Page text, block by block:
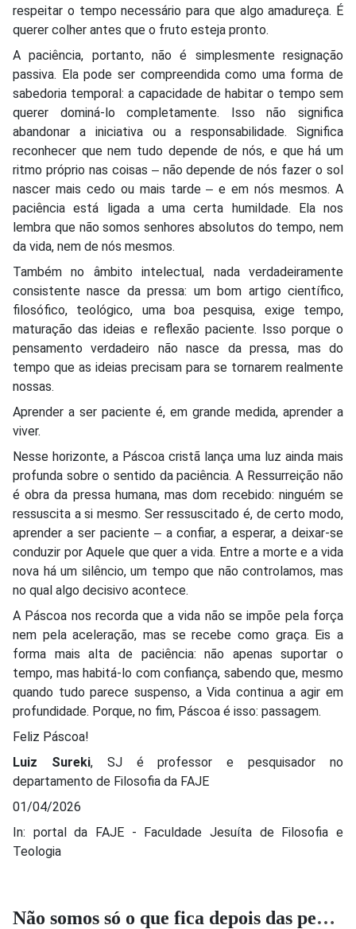
respeitar o tempo necessário para que algo amadureça. É
querer colher antes que o fruto esteja pronto.
A paciência, portanto, não é simplesmente resignação
passiva. Ela pode ser compreendida como uma forma de
sabedoria temporal: a capacidade de habitar o tempo sem
querer dominá-lo completamente. Isso não significa
abandonar a iniciativa ou a responsabilidade. Significa
reconhecer que nem tudo depende de nós, e que há um
ritmo próprio nas coisas ‒ não depende de nós fazer o sol
nascer mais cedo ou mais tarde ‒ e em nós mesmos. A
paciência está ligada a uma certa humildade. Ela nos
lembra que não somos senhores absolutos do tempo, nem
da vida, nem de nós mesmos.
Também no âmbito intelectual, nada verdadeiramente
consistente nasce da pressa: um bom artigo científico,
filosófico, teológico, uma boa pesquisa, exige tempo,
maturação das ideias e reflexão paciente. Isso porque o
pensamento verdadeiro não nasce da pressa, mas do
tempo que as ideias precisam para se tornarem realmente
nossas.
Aprender a ser paciente é, em grande medida, aprender a
viver.
Nesse horizonte, a Páscoa cristã lança uma luz ainda mais
profunda sobre o sentido da paciência. A Ressurreição não
é obra da pressa humana, mas dom recebido: ninguém se
ressuscita a si mesmo. Ser ressuscitado é, de certo modo,
aprender a ser paciente ‒ a confiar, a esperar, a deixar-se
conduzir por Aquele que quer a vida. Entre a morte e a vida
nova há um silêncio, um tempo que não controlamos, mas
no qual algo decisivo acontece.
A Páscoa nos recorda que a vida não se impõe pela força
nem pela aceleração, mas se recebe como graça. Eis a
forma mais alta de paciência: não apenas suportar o
tempo, mas habitá-lo com confiança, sabendo que, mesmo
quando tudo parece suspenso, a Vida continua a agir em
profundidade. Porque, no fim, Páscoa é isso: passagem.
Feliz Páscoa!
Luiz Sureki, SJ é professor e pesquisador no
departamento de Filosofia da FAJE
01/04/2026
In: portal da FAJE - Faculdade Jesuíta de Filosofia e
Teologia
Não somos só o que fica depois das perdas